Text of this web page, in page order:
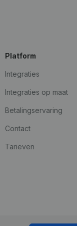
Platform
Integraties
Integraties op maat
Betalingservaring
Contact
Tarieven